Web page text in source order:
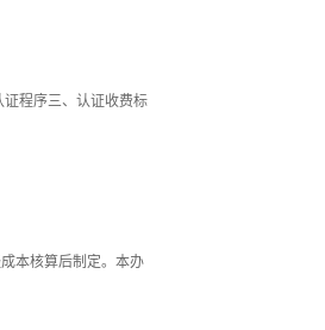
申请表附件 2：组织
工程研究检测评定中
期三年。2)认证标
蓝色。在特定情况
颜色与各管理体系认
织使用该徽标。中心
认证证书和认证标
力，但应遵守以下规
程序三、认证收费标
健康养老质检中
绿色发展评价中心、
心、国家健康养老质
2019国认监认字
本核算后制定。本办